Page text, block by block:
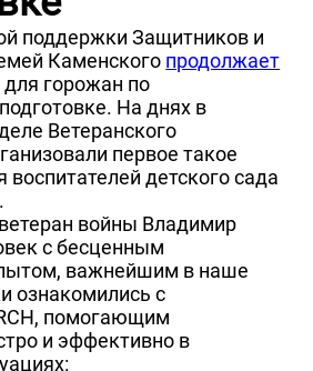
поддержки Защитников и
Каменского продолжает
горожан по
На днях в
Ветеранского
первое такое
воспитателей детского сада
войны Владимир
с бесценным
важнейшим в наше
ознакомились с
помогающим
и эффективно в